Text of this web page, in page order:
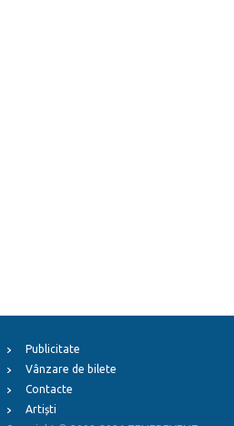
Publicitate
Vânzare de bilete
Contacte
Artiști